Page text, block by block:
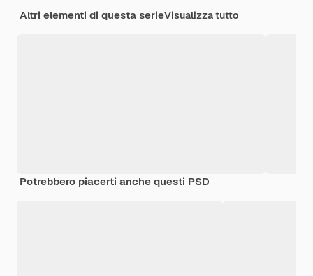
Altri elementi di questa serieVisualizza tutto
Potrebbero piacerti anche questi PSD